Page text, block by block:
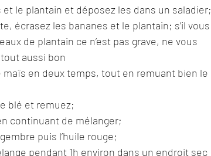
et le plantain et déposez les dans un saladier;
écrasez les bananes et le plantain; s’il vous
de plantain ce n’est pas grave, ne vous
aussi bon
maïs en deux temps, tout en remuant bien le
blé et remuez;
continuant de mélanger;
puis l’huile rouge;
pendant 1h environ dans un endroit sec